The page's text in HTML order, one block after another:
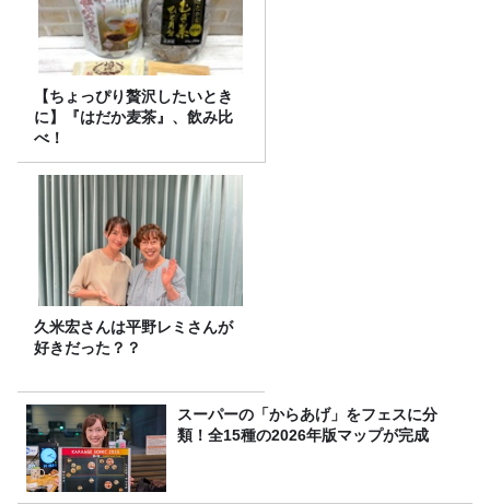
【ちょっぴり贅沢したいとき
に】『はだか麦茶』、飲み比
べ！
久米宏さんは平野レミさんが
好きだった？？
スーパーの「からあげ」をフェスに分
類！全15種の2026年版マップが完成